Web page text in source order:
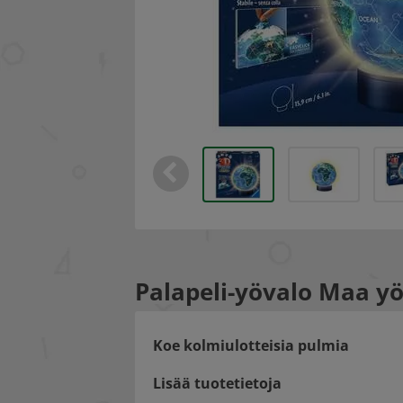
Palapeli-yövalo Maa
Koe kolmiulotteisia pulmia
Lisää tuotetietoja